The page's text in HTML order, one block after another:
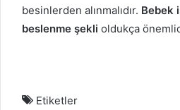
besinlerden alınmalıdır. Bebek
beslenme şekli oldukça
Etiketler